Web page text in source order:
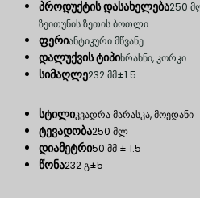
პროდუქტის დასახელება250
ზეითუნის ზეთის ბოთლი
ფერიანტიკური მწვანე
დალუქვის ტიპიხრახნი, კორკი
სიმაღლე232 მმ±1.5
სტილიკვადრა მარასკა, მოედანი
ტევადობა250 მლ
დიამეტრი50 მმ ± 1.5
წონა232 გ±5